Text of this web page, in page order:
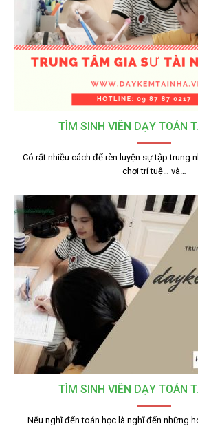
TÌM SINH VIÊN DẠY TOÁN
Có rất nhiều cách để rèn luyện sự tập trung
chơi trí tuệ… và…
TÌM SINH VIÊN DẠY TOÁN
Nếu nghĩ đến toán học là nghĩ đến những